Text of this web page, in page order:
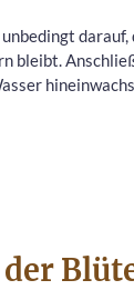
bleibt.
der